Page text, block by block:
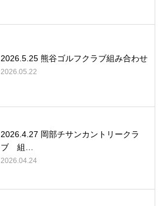
2026.5.25 熊谷ゴルフクラブ組み合わせ
2026.05.22
2026.4.27 岡部チサンカントリークラ
ブ 組…
2026.04.24